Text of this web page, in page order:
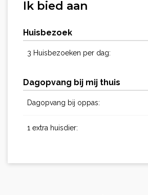
Ik bied aan
Huisbezoek
3 Huisbezoeken per dag:
Dagopvang bij mij thuis
Dagopvang bij oppas:
1 extra huisdier: